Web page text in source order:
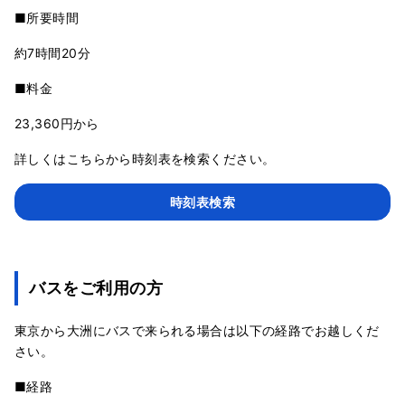
■所要時間
約7時間20分
■料金
23,360円から
詳しくはこちらから時刻表を検索ください。
時刻表検索
バスをご利用の方
東京から大洲にバスで来られる場合は以下の経路でお越しくだ
さい。
■経路